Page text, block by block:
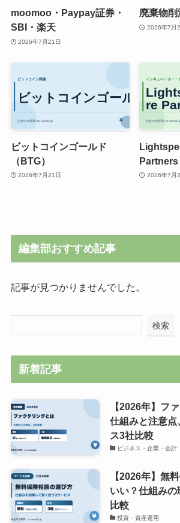
moomoo・Paypay証券・
SBI・楽天
2026年7月21日
廃棄物
2026年7月
ビットコインゴールド
（BTG）
2026年7月21日
Partners
2026年7月
編集部おすすめ記事
記事が見つかりませんでした。
検索
新着記事
【2026年】フ
仕組みと注意
ス3社比較
ビジネス・企業・会計
【2026年】無
いい？仕組み
比較
投資・資産運用